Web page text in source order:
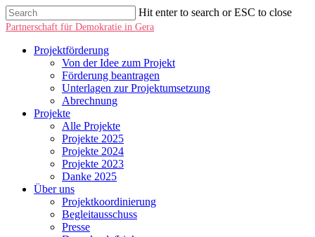
Hit enter to search or ESC to close
Partnerschaft für Demokratie in Gera
Projektförderung
Von der Idee zum Projekt
Förderung beantragen
Unterlagen zur Projektumsetzung
Abrechnung
Projekte
Alle Projekte
Projekte 2025
Projekte 2024
Projekte 2023
Danke 2025
Über uns
Projektkoordinierung
Begleitausschuss
Presse